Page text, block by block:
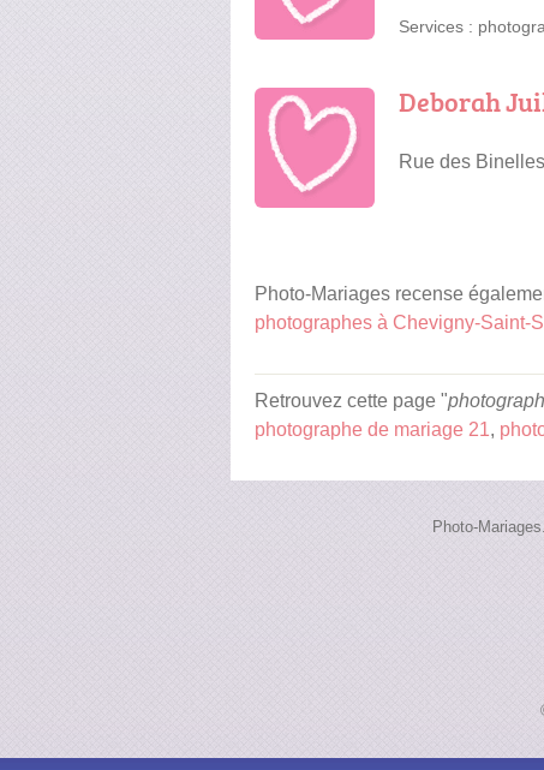
Services :
Deborah
Rue des
Photo-Mariages recense
photographes à Chevigny-Saint-
Retrouvez cette page "
photographe de mariage 21,
Photo-